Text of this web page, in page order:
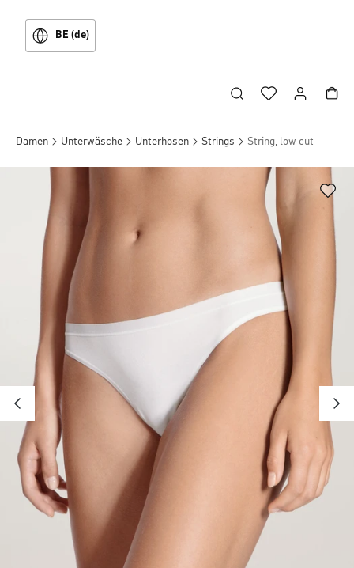
BE (de)
Damen Unterwäsche Unterhosen Strings String, low cut